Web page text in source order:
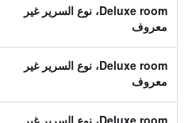
Deluxe room، نوع السرير غير
معروف
Deluxe room، نوع السرير غير
معروف
Deluxe room، نوع السرير غير